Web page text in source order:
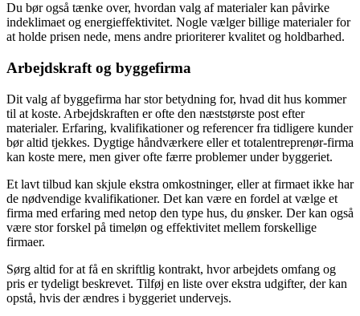
Du bør også tænke over, hvordan valg af materialer kan påvirke
indeklimaet og energieffektivitet. Nogle vælger billige materialer for
at holde prisen nede, mens andre prioriterer kvalitet og holdbarhed.
Arbejdskraft og byggefirma
Dit valg af byggefirma har stor betydning for, hvad dit hus kommer
til at koste. Arbejdskraften er ofte den næststørste post efter
materialer. Erfaring, kvalifikationer og referencer fra tidligere kunder
bør altid tjekkes. Dygtige håndværkere eller et totalentreprenør-firma
kan koste mere, men giver ofte færre problemer under byggeriet.
Et lavt tilbud kan skjule ekstra omkostninger, eller at firmaet ikke har
de nødvendige kvalifikationer. Det kan være en fordel at vælge et
firma med erfaring med netop den type hus, du ønsker. Der kan også
være stor forskel på timeløn og effektivitet mellem forskellige
firmaer.
Sørg altid for at få en skriftlig kontrakt, hvor arbejdets omfang og
pris er tydeligt beskrevet. Tilføj en liste over ekstra udgifter, der kan
opstå, hvis der ændres i byggeriet undervejs.